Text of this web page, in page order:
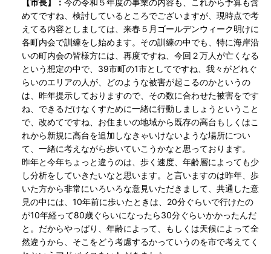
【市長】： 今の令和５年度の事業の内容も、これから予算も含
めてですね、検討しているところでございますが、現時点で考
えてる内容としましては、来春５月ゴールデンウィーク明けに
各町内会で訓練をし始めます。その訓練の中でも、特に海岸沿
いの町内会の皆様方には、再度ですね、今回２万人が亡くなる
という想定の中で、39市町の1市としてですね、我々がどれぐ
らいのエリアの人が、どのような被害が起こるのかというの
は、昨年提示しておりますので、その数に合わせた被害をです
ね、できるだけなくすために一緒に行動しましょうということ
で、改めてですね、お住まいの地域から既存の高台もしくはこ
れから新規に高台を追加しなきゃいけないような場所につい
て、一緒に考えながら歩いていこうかなと思っております。
昨年と今年ちょっと違うのは、歩く速度、年齢層によっても少
し分析をしていきたいなと思います。と言いますのは昨年、歩
いた方から非常にいろいろな意見いただきまして、共通した意
見の中には、10年前に歩いたときは、20分ぐらいで行けたの
が10年経って80歳ぐらいになったら30分ぐらいかかったんだ
と。だからやっぱり、年齢によって、もしくは天候によって全
然違うから、そこをどう考慮するかっていうのを市で考えてく